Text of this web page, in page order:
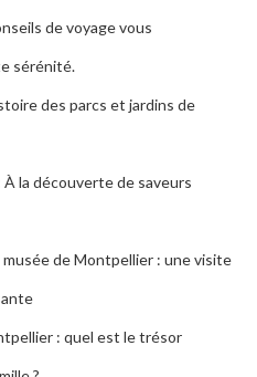
de voyage vous
sérénité.
des parcs et jardins de
la découverte de saveurs
de Montpellier : une visite
: quel est le trésor